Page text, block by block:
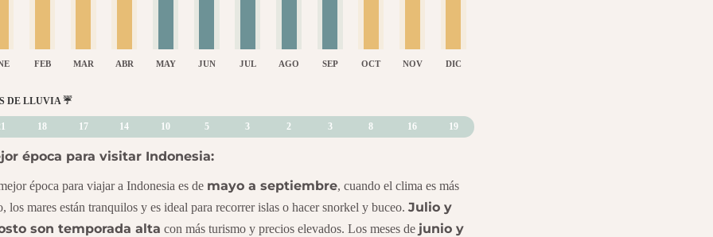
FEB MAR ABR MAY JUN JUL AGO SEP OCT NOV DIC
DE LLUVIA ☔️
18 17 14 10 5 3 2 3 8 16 19
época para visitar Indonesia:
época para viajar a Indonesia es de mayo a septiembre, cuando el clima es más
los mares están tranquilos y es ideal para recorrer islas o hacer snorkel y buceo. Julio y
son temporada alta con más turismo y precios elevados. Los meses de junio y